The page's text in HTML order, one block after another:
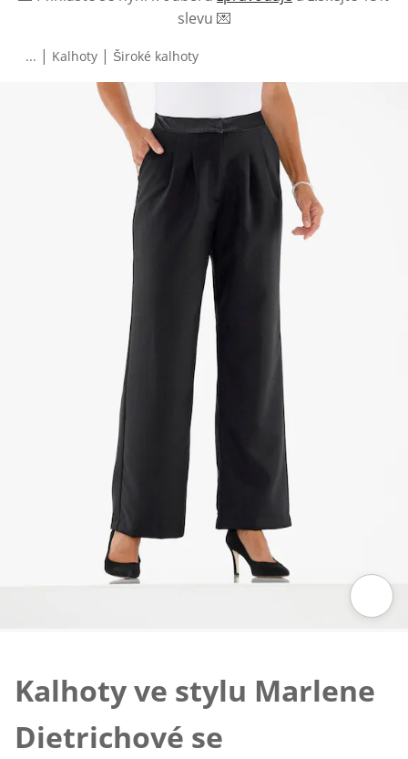
slevu 💌
... | Kalhoty | Široké kalhoty
Kalhoty ve stylu Marlene
Dietrichové se